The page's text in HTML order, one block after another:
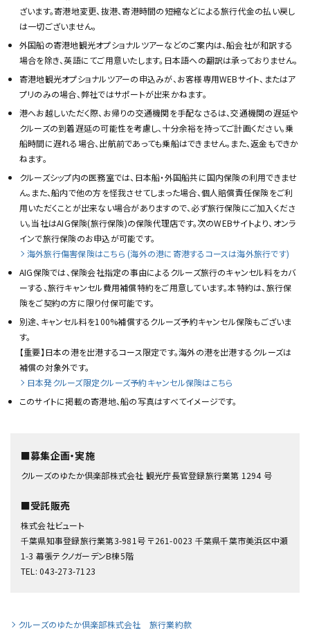
ざいます。寄港地変更、抜港、寄港時間の短縮などによる旅行代金の払い戻し
は一切ございません。
外国船の寄港地観光オプショナルツアーなどのご案内は、船会社が和訳する
場合を除き、英語にてご用意いたします。日本語への翻訳は承っておりません。
寄港地観光オプショナルツアーの申込みが、お客様専用WEBサイト、またはア
プリのみの場合、弊社ではサポートが出来かねます。
港へお越しいただく際、お帰りの交通機関を手配なさるは、交通機関の遅延や
クルーズの到着遅延の可能性を考慮し、十分余裕を持ってご計画ください。乗
船時間に遅れる場合、出航前であっても乗船はできません。また、返金もできか
ねます。
クルーズシップ内の医務室では、日本船・外国船共に国内保険の利用できませ
ん。また、船内で他の方を怪我させてしまった場合、個人賠償責任保険をご利
用いただくことが出来ない場合がありますので、必ず旅行保険にご加入くださ
い。当社はAIG保険(旅行保険)の保険代理店です。次のWEBサイトより、オンラ
インで旅行保険のお申込が可能です。
海外旅行傷害保険はこちら (海外の港に寄港するコースは海外旅行です)
AIG保険では、保険会社指定の事由によるクルーズ旅行のキャンセル料をカバ
ーする、旅行キャンセル費用補償特約をご用意しています。本特約は、旅行保
険をご契約の方に限り付保可能です。
別途、キャンセル料を100%補償するクルーズ予約キャンセル保険もございま
す。
【重要】日本の港を出港するコース限定です。海外の港を出港するクルーズは
補償の対象外です。
日本発クルーズ限定クルーズ予約キャンセル保険はこちら
このサイトに掲載の寄港地、船の写真はすべてイメージです。
■募集企画・実施
クルーズのゆたか倶楽部株式会社 観光庁長官登録旅行業第 1294 号
■受託販売
株式会社ビュート
千葉県知事登録旅行業第3-981号 〒261-0023 千葉県千葉市美浜区中瀬
1-3 幕張テクノガーデンB棟5階
TEL: 043-273-7123
クルーズのゆたか倶楽部株式会社 旅行業約款